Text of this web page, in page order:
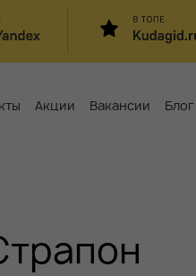
Акции Вакансии Блог